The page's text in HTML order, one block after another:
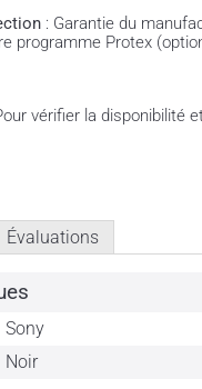
: Garantie du
programme Protex
vérifier la disponibilité
Évaluations
Sony
Noir